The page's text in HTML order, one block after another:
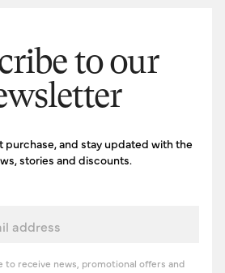
to our
purchase, and stay updated with the
stories and discounts.
to receive news, promotional offers and